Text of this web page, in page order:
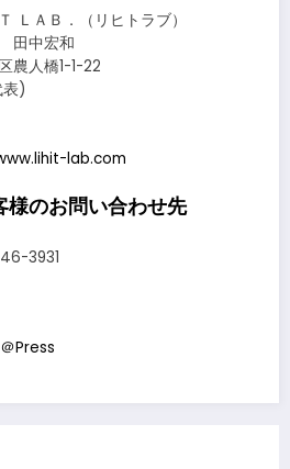
ＬＡＢ．（リヒトラブ）
田中宏和
農人橋1-1-22
)
lab.com
様のお問い合わせ先
3931
Press